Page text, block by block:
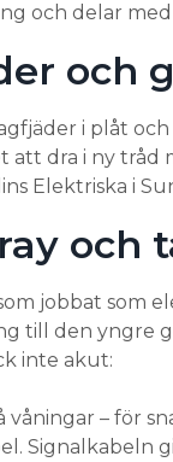
och delar med
och
i plåt
dra i ny tråd
Elektriska i
och
jobbat som
till den yngre
inte akut:
våningar – för
Signalkabeln